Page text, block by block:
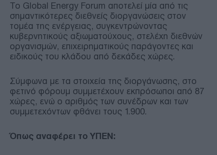
Το Global Energy Forum αποτελεί μία από τις
σημαντικότερες διεθνείς διοργανώσεις στον
τομέα της ενέργειας, συγκεντρώνοντας
κυβερνητικούς αξιωματούχους, στελέχη διεθνών
οργανισμών, επιχειρηματικούς παράγοντες και
ειδικούς του κλάδου από δεκάδες χώρες.
Σύμφωνα με τα στοιχεία της διοργάνωσης, στο
φετινό φόρουμ συμμετέχουν εκπρόσωποι από 87
χώρες, ενώ ο αριθμός των συνέδρων και των
συμμετεχόντων φθάνει τους 1.900.
Όπως αναφέρει το ΥΠΕΝ: